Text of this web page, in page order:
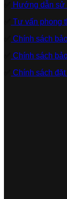
Hướng dẫn sử
Tư vấn phong
Chính sách
Chính sách
Chính sách